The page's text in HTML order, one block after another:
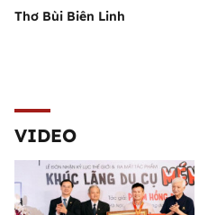
Thơ Bùi Biên Linh
VIDEO